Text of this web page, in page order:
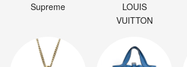
Supreme
LOUIS
VUITTON